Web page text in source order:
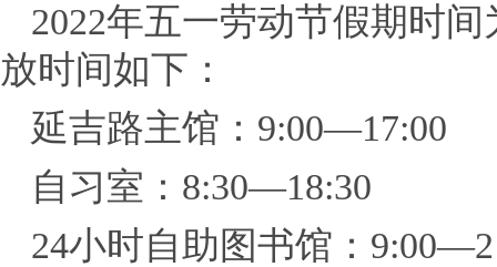
2022年五一劳动节假期时
放时间如下：
延吉路主馆：9:00—17:00
自习室：8:30—18:30
24小时自助图书馆：